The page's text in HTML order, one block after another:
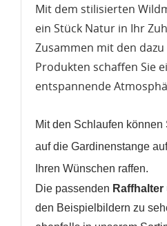
Mit dem stilisierten
ein Stück Natur in Ihr
Zusammen mit den
Produkten schaffen Sie
entspannende
Mit den Schlaufen
auf die Gardinenstange
Ihren Wünschen raffen.
Die passenden Raffhalter
den Beispielbildern zu
WUNSCHLISTE
ANMELDEN